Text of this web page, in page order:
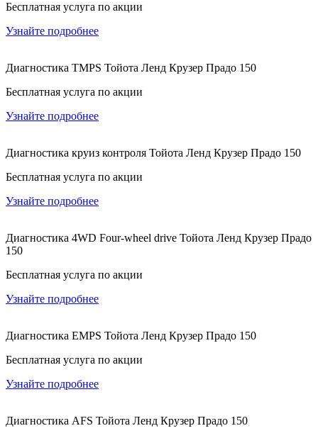
Бесплатная услуга по акции
Узнайте подробнее
Диагностика TMPS Тойота Ленд Крузер Прадо 150
Бесплатная услуга по акции
Узнайте подробнее
Диагностика круиз контроля Тойота Ленд Крузер Прадо 150
Бесплатная услуга по акции
Узнайте подробнее
Диагностика 4WD Four-wheel drive Тойота Ленд Крузер Прадо
150
Бесплатная услуга по акции
Узнайте подробнее
Диагностика EMPS Тойота Ленд Крузер Прадо 150
Бесплатная услуга по акции
Узнайте подробнее
Диагностика AFS Тойота Ленд Крузер Прадо 150